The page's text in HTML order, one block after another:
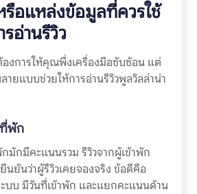
รือแหล่งข้อมูลที่ควรใช้
อ่านรีวิว
งการให้คุณพึ่งเครื่องมือซับซ้อน แต่
ายแบบช่วยให้การอ่านรีวิวพูลวิลล่าน่า
พัก
กมีคะแนนรวม รีวิวจากผู้เข้าพัก
นยันว่าผู้รีวิวเคยจองจริง ข้อดีคือ
บบ มีวันที่เข้าพัก และแยกคะแนนด้าน